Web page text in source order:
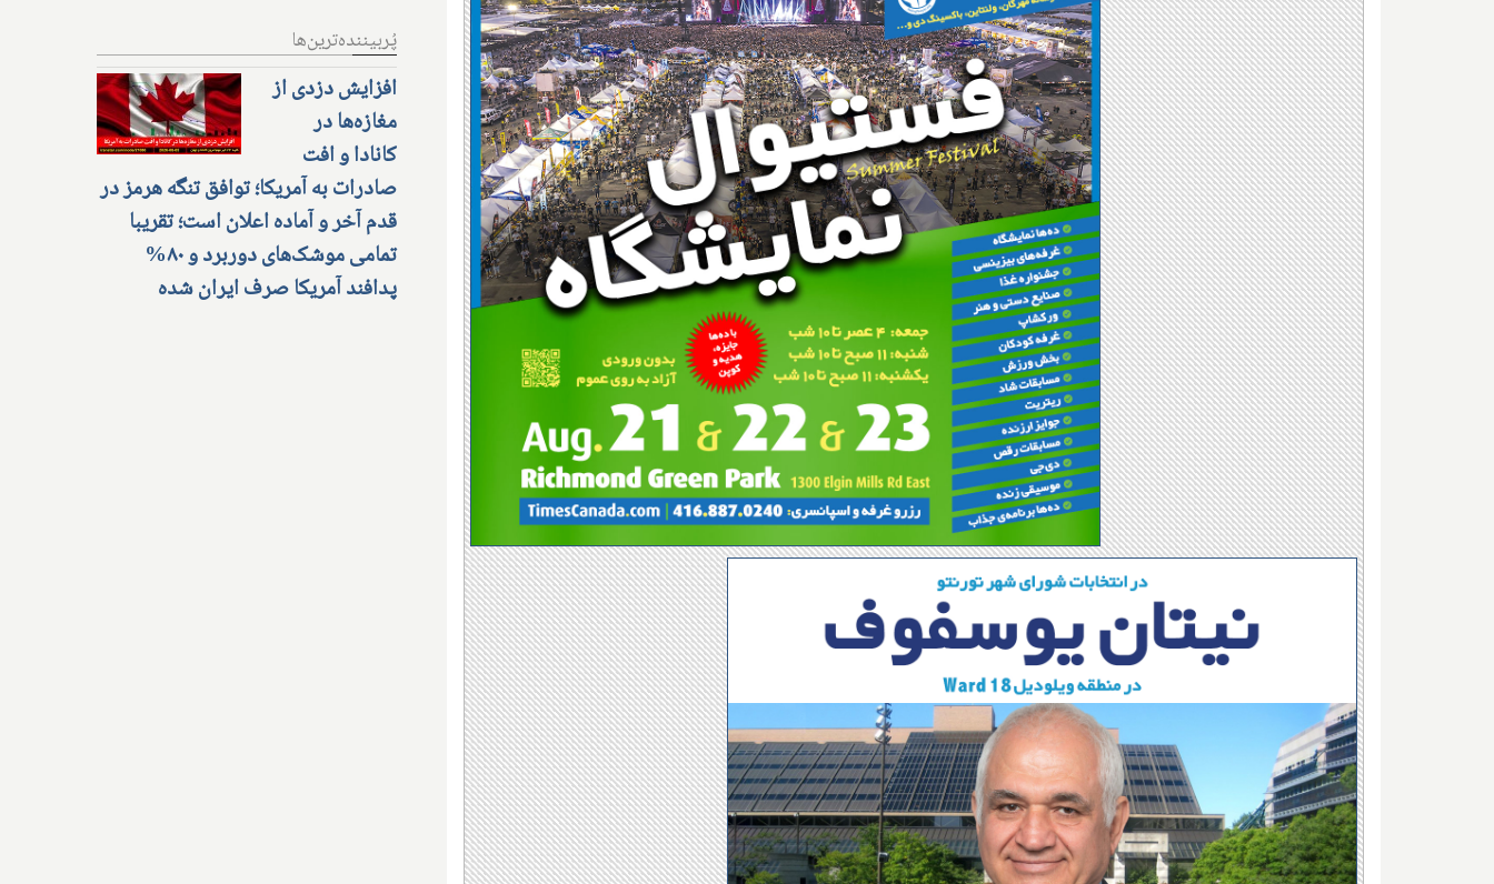
پُربیننده‌ترین‌ها
افزایش دزدی از
مغازه‌ها در
کانادا و افت
صادرات به آمریکا؛ توافق تنگه هرمز در
قدم آخر و آماده اعلان است؛ تقریبا
تمامی موشک‌های دوربرد و ۸۰%
پدافند آمریکا صرف ایران شده